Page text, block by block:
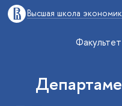
Высшая школа